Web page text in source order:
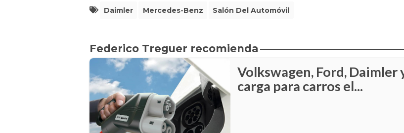
Daimler Mercedes-Benz Salón Del Automóvil
Federico Treguer recomienda
Volkswagen, Ford, Daimler
carga para carros el...